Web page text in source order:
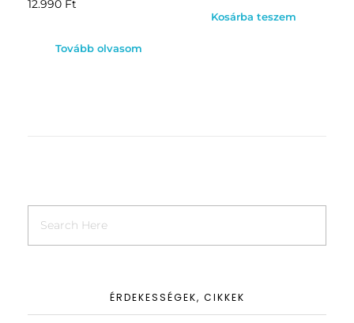
12.990 Ft
Tovább olvasom
Kosárba teszem
ÉRDEKESSÉGEK, CIKKEK